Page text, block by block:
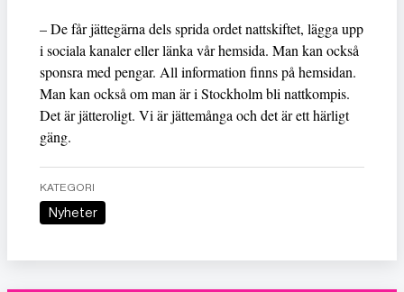
– De får jättegärna dels sprida ordet nattskiftet, lägga upp
i sociala kanaler eller länka vår hemsida. Man kan också
sponsra med pengar. All information finns på hemsidan.
Man kan också om man är i Stockholm bli nattkompis.
Det är jätteroligt. Vi är jättemånga och det är ett härligt
gäng.
KATEGORI
Nyheter